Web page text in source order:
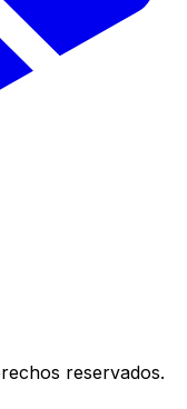
reservados.